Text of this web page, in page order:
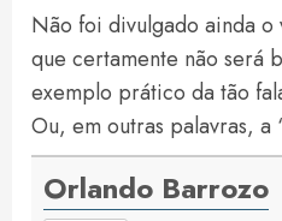
Não foi divulgado ainda o
que certamente não será
exemplo prático da tão
Ou, em outras palavras, a
Orlando Barrozo